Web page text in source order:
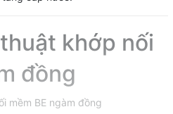
khớp nối
đồng
mềm BE ngàm đồng